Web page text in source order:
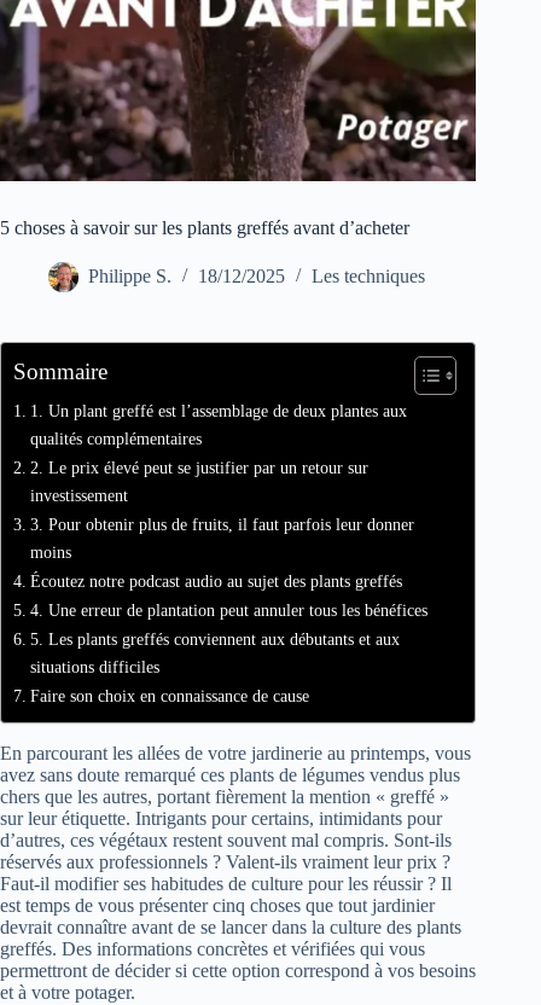
5 choses à savoir sur les plants greffés avant d’acheter
Philippe S. 18/12/2025 Les techniques
Sommaire
1. Un plant greffé est l’assemblage de deux plantes aux
qualités complémentaires
2. Le prix élevé peut se justifier par un retour sur
investissement
3. Pour obtenir plus de fruits, il faut parfois leur donner
moins
Écoutez notre podcast audio au sujet des plants greffés
4. Une erreur de plantation peut annuler tous les bénéfices
5. Les plants greffés conviennent aux débutants et aux
situations difficiles
Faire son choix en connaissance de cause
En parcourant les allées de votre jardinerie au printemps, vous
avez sans doute remarqué ces plants de légumes vendus plus
chers que les autres, portant fièrement la mention « greffé »
sur leur étiquette. Intrigants pour certains, intimidants pour
d’autres, ces végétaux restent souvent mal compris. Sont-ils
réservés aux professionnels ? Valent-ils vraiment leur prix ?
Faut-il modifier ses habitudes de culture pour les réussir ? Il
est temps de vous présenter cinq choses que tout jardinier
devrait connaître avant de se lancer dans la culture des plants
greffés. Des informations concrètes et vérifiées qui vous
permettront de décider si cette option correspond à vos besoins
et à votre potager.